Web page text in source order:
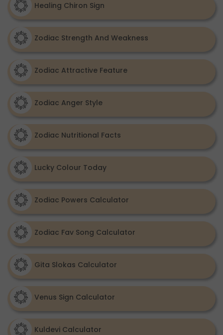
Healing Chiron Sign
Zodiac Strength And Weakness
Zodiac Attractive Feature
Zodiac Anger Style
Zodiac Nutritional Facts
Lucky Colour Today
Zodiac Powers Calculator
Zodiac Fav Song Calculator
Gita Slokas Calculator
Venus Sign Calculator
Kuldevi Calculator